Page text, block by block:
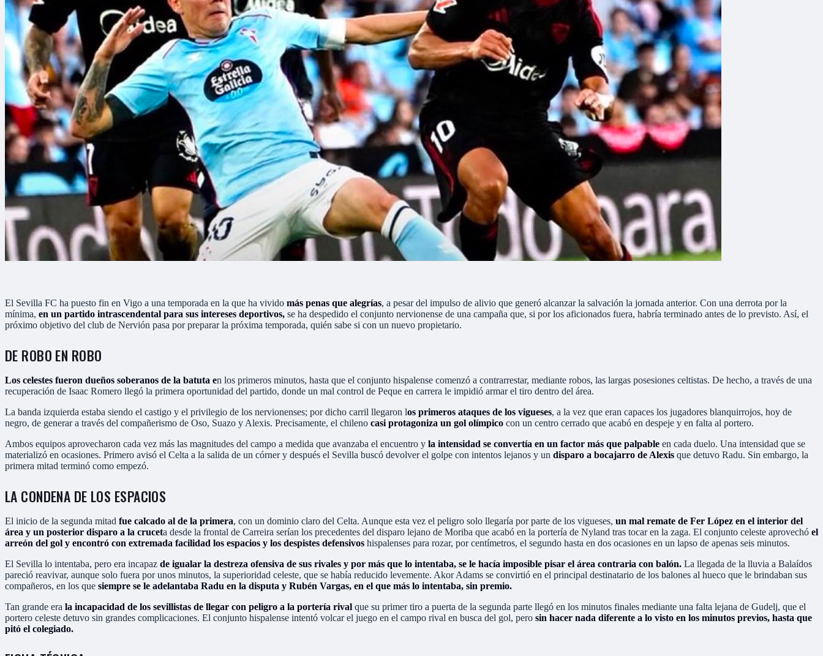
El Sevilla FC ha puesto fin en Vigo a una temporada en la que ha vivido más penas que alegrías, a pesar del impulso de alivio que generó alcanzar la salvación la jornada anterior. Con una derrota por la
mínima, en un partido intrascendental para sus intereses deportivos, se ha despedido el conjunto nervionense de una campaña que, si por los aficionados fuera, habría terminado antes de lo previsto. Así, el
próximo objetivo del club de Nervión pasa por preparar la próxima temporada, quién sabe si con un nuevo propietario.
DE ROBO EN ROBO
Los celestes fueron dueños soberanos de la batuta en los primeros minutos, hasta que el conjunto hispalense comenzó a contrarrestar, mediante robos, las largas posesiones celtistas. De hecho, a través de una
recuperación de Isaac Romero llegó la primera oportunidad del partido, donde un mal control de Peque en carrera le impidió armar el tiro dentro del área.
La banda izquierda estaba siendo el castigo y el privilegio de los nervionenses; por dicho carril llegaron los primeros ataques de los vigueses, a la vez que eran capaces los jugadores blanquirrojos, hoy de
negro, de generar a través del compañerismo de Oso, Suazo y Alexis. Precisamente, el chileno casi protagoniza un gol olímpico con un centro cerrado que acabó en despeje y en falta al portero.
Ambos equipos aprovecharon cada vez más las magnitudes del campo a medida que avanzaba el encuentro y la intensidad se convertía en un factor más que palpable en cada duelo. Una intensidad que se
materializó en ocasiones. Primero avisó el Celta a la salida de un córner y después el Sevilla buscó devolver el golpe con intentos lejanos y un disparo a bocajarro de Alexis que detuvo Radu. Sin embargo, la
primera mitad terminó como empezó.
LA CONDENA DE LOS ESPACIOS
El inicio de la segunda mitad fue calcado al de la primera, con un dominio claro del Celta. Aunque esta vez el peligro solo llegaría por parte de los vigueses, un mal remate de Fer López en el interior del
área y un posterior disparo a la cruceta desde la frontal de Carreira serían los precedentes del disparo lejano de Moriba que acabó en la portería de Nyland tras tocar en la zaga. El conjunto celeste aprovechó el
arreón del gol y encontró con extremada facilidad los espacios y los despistes defensivos hispalenses para rozar, por centímetros, el segundo hasta en dos ocasiones en un lapso de apenas seis minutos.
El Sevilla lo intentaba, pero era incapaz de igualar la destreza ofensiva de sus rivales y por más que lo intentaba, se le hacía imposible pisar el área contraria con balón. La llegada de la lluvia a Balaídos
pareció reavivar, aunque solo fuera por unos minutos, la superioridad celeste, que se había reducido levemente. Akor Adams se convirtió en el principal destinatario de los balones al hueco que le brindaban sus
compañeros, en los que siempre se le adelantaba Radu en la disputa y Rubén Vargas, en el que más lo intentaba, sin premio.
Tan grande era la incapacidad de los sevillistas de llegar con peligro a la portería rival que su primer tiro a puerta de la segunda parte llegó en los minutos finales mediante una falta lejana de Gudelj, que el
portero celeste detuvo sin grandes complicaciones. El conjunto hispalense intentó volcar el juego en el campo rival en busca del gol, pero sin hacer nada diferente a lo visto en los minutos previos, hasta que
pitó el colegiado.